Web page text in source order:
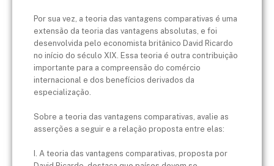
Por sua vez, a teoria das vantagens comparativas é uma
extensão da teoria das vantagens absolutas, e foi
desenvolvida pelo economista britânico David Ricardo
no início do século XIX. Essa teoria é outra contribuição
importante para a compreensão do comércio
internacional e dos benefícios derivados da
especialização.
Sobre a teoria das vantagens comparativas, avalie as
asserções a seguir e a relação proposta entre elas:
I. A teoria das vantagens comparativas, proposta por